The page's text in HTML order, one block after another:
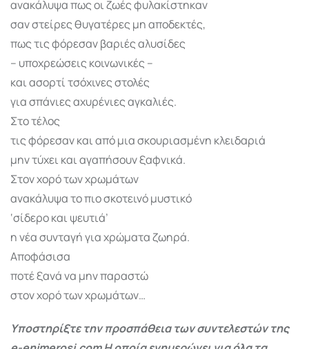
ανακάλυψα πως οι ζωές φυλακίστηκαν
σαν στείρες θυγατέρες μη αποδεκτές,
πως τις φόρεσαν βαριές αλυσίδες
– υποχρεώσεις κοινωνικές –
και ασορτί τσόχινες στολές
για σπάνιες αχυρένιες αγκαλιές.
Στο τέλος
τις φόρεσαν και από μια σκουριασμένη κλειδαριά
μην τύχει και αγαπήσουν ξαφνικά.
Στον χορό των χρωμάτων
ανακάλυψα το πιο σκοτεινό μυστικό
‘σίδερο και ψευτιά’
η νέα συνταγή για χρώματα ζωηρά.
Αποφάσισα
ποτέ ξανά να μην παραστώ
στον χορό των χρωμάτων…
Υποστηρίξτε την προσπάθεια των συντελεστών της